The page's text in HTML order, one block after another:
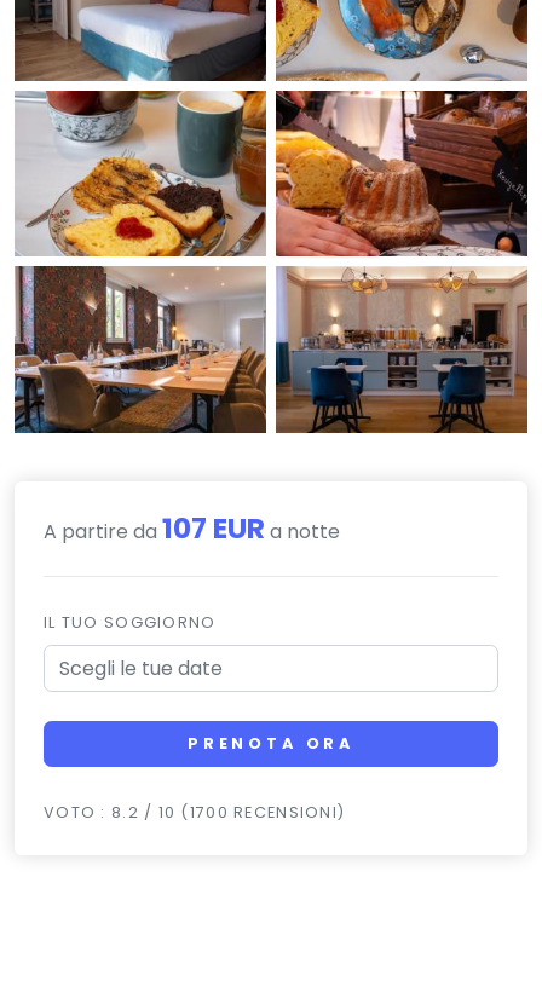
A partire da 107 EUR a notte
IL TUO SOGGIORNO
PRENOTA ORA
VOTO : 8.2 / 10 (1700 RECENSIONI)